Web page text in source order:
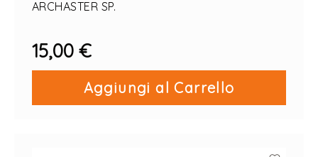
ARCHASTER SP.
15,00 €
Aggiungi al Carrello